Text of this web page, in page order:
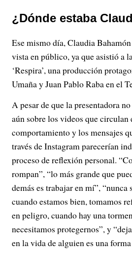
¿Dónde estaba
Ese mismo día, Claudia
vista en público, ya que asistió a
‘Respira’, una producción
Umaña y Juan Pablo Raba en el
A pesar de que la presentadora
aún sobre los videos que circulan
comportamiento y los mensajes
través de Instagram parecerían
proceso de reflexión personal.
rompan”, “lo más grande que
demás es trabajar en mí”,
cuando estamos bien, tomamos
en peligro, cuando hay una
necesitamos protegernos”, y
en la vida de alguien es una